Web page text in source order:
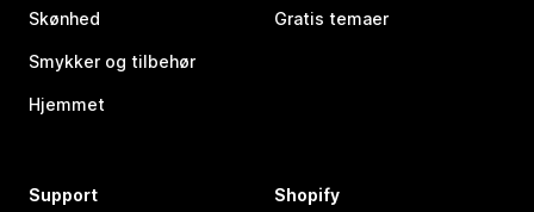
Skønhed
Smykker og tilbehør
Hjemmet
Gratis temaer
Support Shopify